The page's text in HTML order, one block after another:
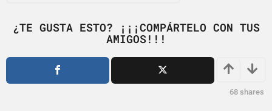
i
o
¿TE GUSTA ESTO? ¡¡¡COMPÁRTELO CON TUS
AMIGOS!!!
68 shares